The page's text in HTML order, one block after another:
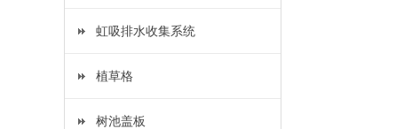
虹吸排水收集系统
植草格
树池盖板